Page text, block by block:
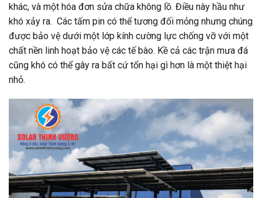
khác, và một hóa đơn sửa chữa không lồ. Điều này hầu như
khó xảy ra. Các tấm pin có thể tương đối mỏng nhưng chúng
được bảo vệ dưới một lớp kính cường lực chống vỡ với một
chất nền linh hoạt bảo vệ các tế bào. Kề cả các trận mưa đá
cũng khó có thể gây ra bất cứ tổn hại gì hơn là một thiệt hại
nhỏ.